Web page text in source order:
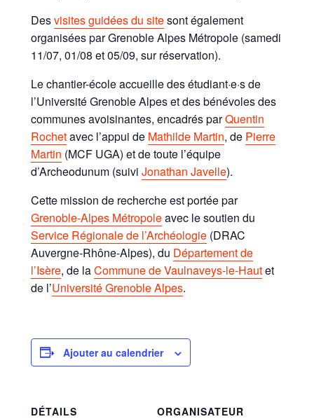
Desvisites guidées du sitesont également
organisées par Grenoble Alpes Métropole (samedi
11/07, 01/08 et 05/09, sur réservation).
Le chantier-école accueille des étudiant·e·s de
l’Université Grenoble Alpes et des bénévoles des
communes avoisinantes, encadrés parQuentin
Rochetavec l’appui de Mathilde Martin, de Pierre
Martin (MCF UGA) et de toute l’équipe
d’Archeodunum (suivi Jonathan Javelle).
Cette mission de recherche est portée par
Grenoble-Alpes Métropoleavec le soutien du
Service Régionale de l’Archéologie (DRAC
Auvergne-Rhône-Alpes), du Département de
l’Isère, de laCommune de Vaulnaveys-le-Hautet
de l’Université Grenoble Alpes.
Ajouter au calendrier
DÉTAILS
ORGANISATEUR